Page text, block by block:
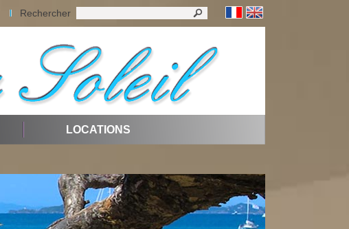
Rechercher
LOCATIONS